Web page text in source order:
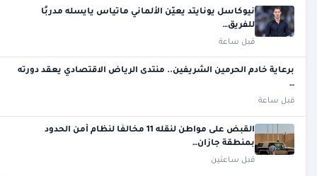
نيوكاسل يونايتد يعيّن الألماني ماتياس يايسله مدربًا
للفريق…
قبل ساعة
برعاية خادم الحرمين الشريفين.. منتدى الرياض الاقتصادي يعقد دورته
…
قبل ساعة
القبض على مواطن لنقله 11 مخالفًا لنظام أمن الحدود
بمنطقة جازان…
قبل ساعتين